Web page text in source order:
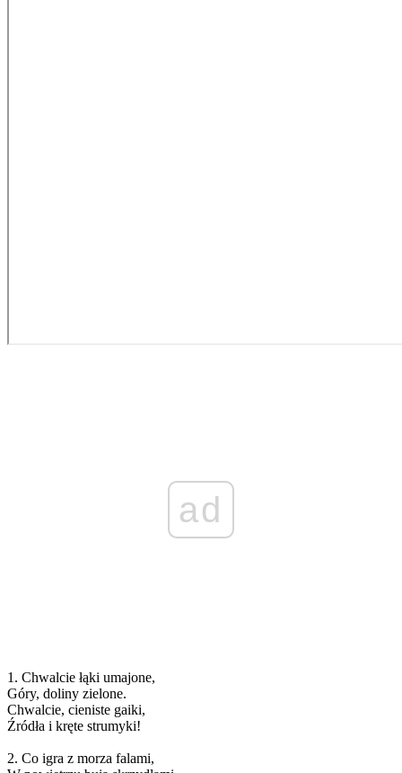
ad
1. Chwalcie łąki umajone,
Góry, doliny zielone.
Chwalcie, cieniste gaiki,
Źródła i kręte strumyki!
2. Co igra z morza falami,